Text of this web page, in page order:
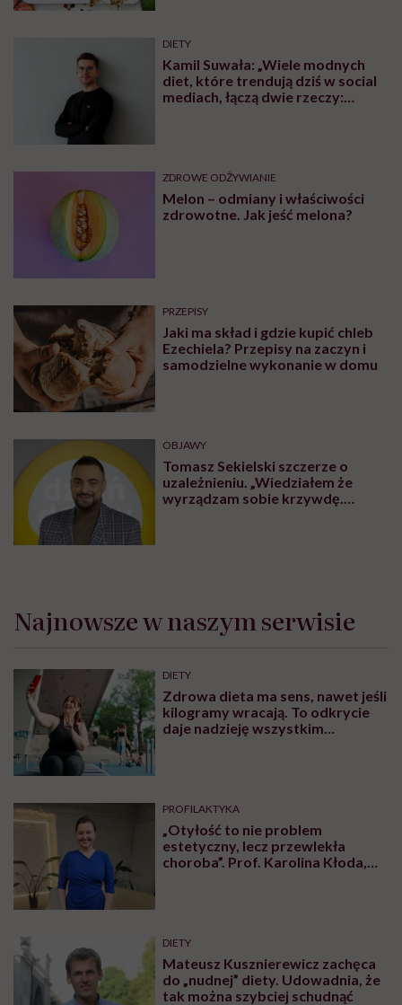
DIETY
Kamil Suwała: „Wiele modnych
diet, które trendują dziś w social
mediach, łączą dwie rzeczy:
ZDROWE ODŻYWIANIE
Melon – odmiany i właściwości
zdrowotne. Jak jeść melona?
PRZEPISY
Jaki ma skład i gdzie kupić chleb
Ezechiela? Przepisy na zaczyn i
samodzielne wykonanie w domu
OBJAWY
Tomasz Sekielski szczerze o
uzależnieniu. „Wiedziałem że
wyrządzam sobie krzywdę.
Najnowsze w naszym serwisie
DIETY
Zdrowa dieta ma sens, nawet jeśli
kilogramy wracają. To odkrycie
daje nadzieję wszystkim
PROFILAKTYKA
„Otyłość to nie problem
estetyczny, lecz przewlekła
choroba”. Prof. Karolina Kłoda,
DIETY
Mateusz Kusznierewicz zachęca
do „nudnej” diety. Udowadnia, że
tak można szybciej schudnąć